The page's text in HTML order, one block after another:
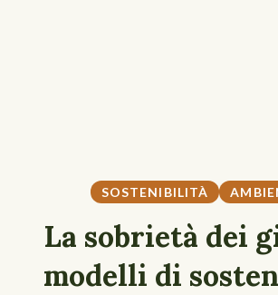
SOSTENIBILITÀ
La sobrietà dei
modelli di